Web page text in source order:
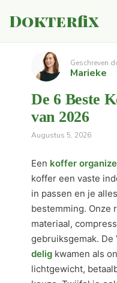
Dokterfix
Geschreven
Marieke
De 6 Beste
van 2026
Augustus 5, 2026
Een koffer
koffer een vaste
in passen en je
bestemming. Onze
materiaal,
gebruiksgemak. De
delig kwamen als
lichtgewicht,